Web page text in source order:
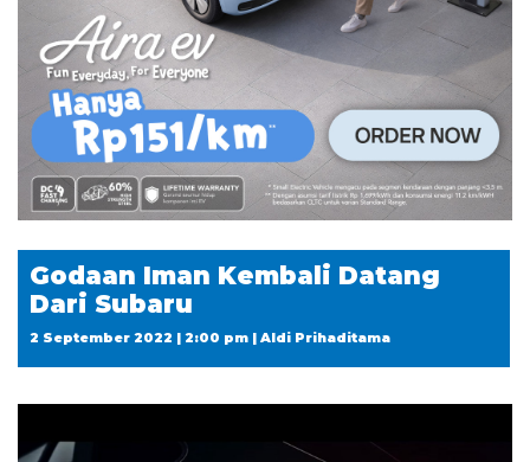
Godaan Iman Kembali Datang
Dari Subaru
2 September 2022 | 2:00 pm | Aldi Prihaditama